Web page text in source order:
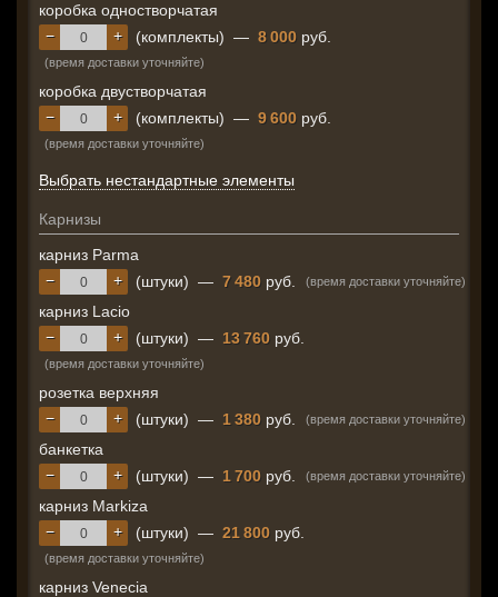
коробка одностворчатая
+
− (комплекты) — 8 000 руб.
(время доставки уточняйте)
коробка двустворчатая
+
− (комплекты) — 9 600 руб.
(время доставки уточняйте)
Выбрать нестандартные элементы
Карнизы
карниз Parma
+
− (штуки) — 7 480 руб. (время доставки уточняйте)
карниз Lacio
+
− (штуки) — 13 760 руб.
(время доставки уточняйте)
розетка верхняя
+
− (штуки) — 1 380 руб. (время доставки уточняйте)
банкетка
+
− (штуки) — 1 700 руб. (время доставки уточняйте)
карниз Markiza
+
− (штуки) — 21 800 руб.
(время доставки уточняйте)
карниз Venecia